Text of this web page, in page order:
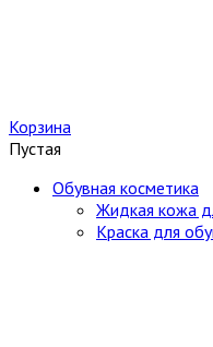
Корзина
Пустая
Обувная косметика
Жидкая кожа
Краска для